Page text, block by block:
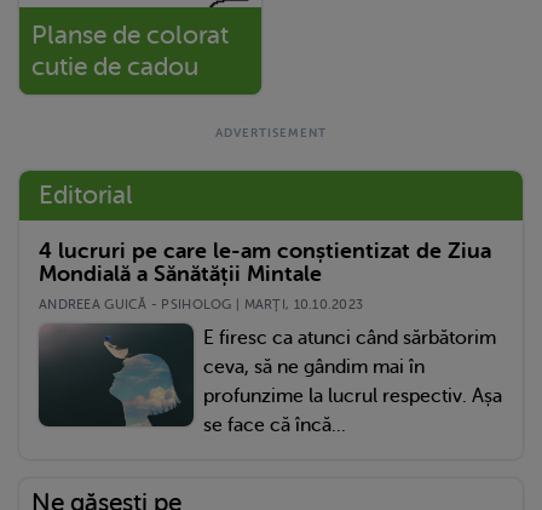
Planse de colorat
cutie de cadou
Editorial
4 lucruri pe care le-am conștientizat de Ziua
Mondială a Sănătății Mintale
ANDREEA GUICĂ - PSIHOLOG | MARŢI, 10.10.2023
E firesc ca atunci când sărbătorim
ceva, să ne gândim mai în
profunzime la lucrul respectiv. Așa
se face că încă...
Ne găsești pe